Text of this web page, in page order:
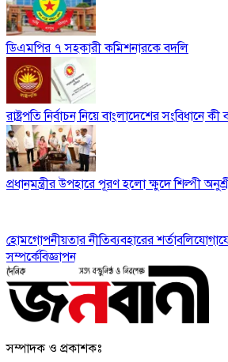
ডিএমপির ৭ সহকারী কমিশনারকে বদলি
রাষ্ট্রপতি নির্বাচন নিয়ে বাংলাদেশের সংবিধানে
প্রধানমন্ত্রীর উপহারে পূরণ হলো ক্ষুদে শিল্পী
হোমগোপনীয়তার নীতিব্যবহারের শর্তাবলি
সম্পর্কেবিজ্ঞাপন
সম্পাদক ও প্রকাশকঃ